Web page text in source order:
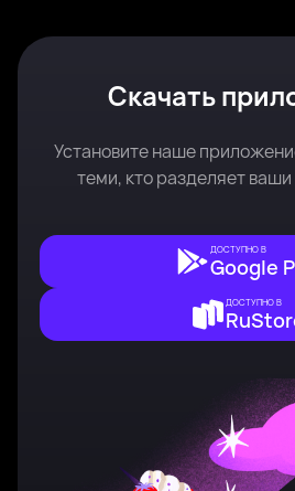
Скачать
Установите наше
теми, кто разделяет
ДОСТУПНО В
Google
ДОСТУПНО В